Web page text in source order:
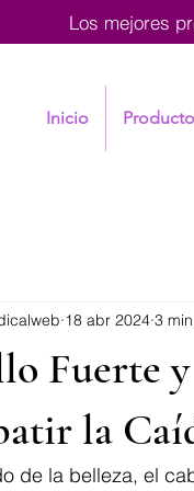
Los mejores
Inicio
Fuerte
la
18 abr 2024 3
de la belleza, el